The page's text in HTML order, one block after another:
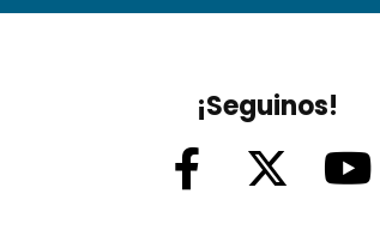
¡Seguinos!